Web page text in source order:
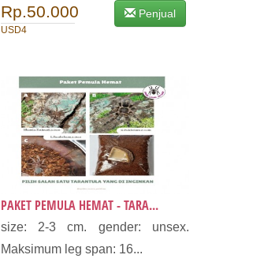
Rp.50.000
USD4
Penjual
PAKET PEMULA HEMAT - TARA...
size: 2-3 cm. gender: unsex.
Maksimum leg span: 16...